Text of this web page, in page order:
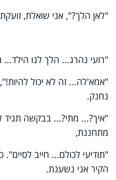
"לאן הלך?", אני שואלת,
"רועי נהרג... הלך לנו הילד...
"אמא'לה... זה לא יכול
נחנק.
"איך?... מתי?... בבקשה תגיד
מתחננת,
"תודיעי לכולם... חייב
הקיר אני נשענת.